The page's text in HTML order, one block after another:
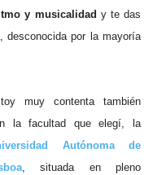
y musicalidad y te das
desconocida por la mayoría
muy contenta también
la facultad que elegí, la
Autónoma de
, situada en pleno